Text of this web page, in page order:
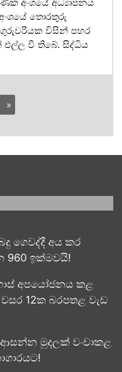
අංශයේ අධ්‍යාපනය
තොරතුරු
විසින් පහර
වී තිබේ. සිද්ධිය
»
ගෙවද්දී අය කර
960 ඉක්මවයි!
අපයෝජනය කළ
12ක බරපතළ වැඩ
මුදලක් වංචාකළ